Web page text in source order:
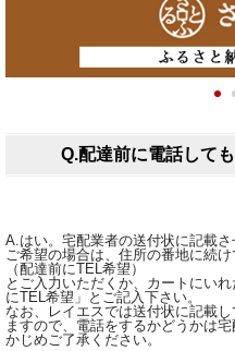
Q.配達前に電話して
A.はい。宅配業者の送付状に記載さ
ご希望の場合は、住所の番地に続け
（配達前にTEL希望）
とご入力いただくか、カートにい
にTEL希望」とご記入下さい。
なお、レイエスでは送付状に記載
ますので、電話をするかどうかは
かじめご了承ください。